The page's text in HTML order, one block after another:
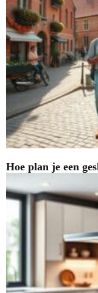
Hoe plan je een